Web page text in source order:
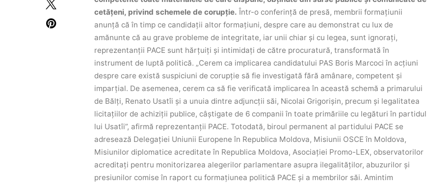
cetățeni, privind schemele de corupție. Într-o conferință de presă, membrii formațiunii
anunță că în timp ce candidații altor formațiuni, despre care au demonstrat cu lux de
amănunte că au grave probleme de integritate, iar unii chiar și cu legea, sunt ignorați,
reprezentanții PACE sunt hărțuiți și intimidați de către procuratură, transformată în
instrument de luptă politică. „Cerem ca implicarea candidatului PAS Boris Marcoci în acțiuni
despre care există suspiciuni de corupție să fie investigată fără amânare, competent și
imparțial. De asemenea, cerem ca să fie verificată implicarea în această schemă a primarului
de Bălți, Renato Usatîi și a unuia dintre adjuncții săi, Nicolai Grigorișin, precum și legalitatea
licitațiilor de achiziții publice, câștigate de 6 companii în toate primăriile cu legături în partidul
lui Usatîi”, afirmă reprezentanții PACE. Totodată, biroul permanent al partidului PACE se
adresează Delegației Uniunii Europene în Republica Moldova, Misiunii OSCE în Moldova,
Misiunilor diplomatice acreditate în Republica Moldova, Asociației Promo-LEX, observatorilor
acreditați pentru monitorizarea alegerilor parlamentare asupra ilegalităților, abuzurilor și
presiunilor comise în raport cu formațiunea politică PACE și a membrilor săi. Amintim